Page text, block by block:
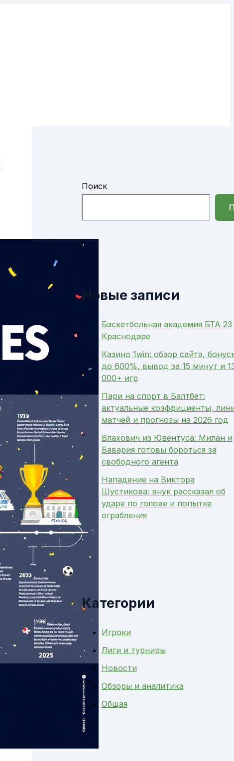
Поиск
Новые записи
Баскетбольная академия БТА 23
Краснодаре
Казино 1win: обзор сайта,
до 600%, вывод за 15 минут и
000+ игр
Пари на спорт в Балтбет:
актуальные коэффициенты,
матчей и прогнозы на 2026 год
Влахович из Ювентуса: Милан и
Бавария готовы бороться за
свободного агента
Нападение на Виктора
Шустикова: внук рассказал об
ударе по голове и попытке
ограбления
Категории
Игроки
Лиги и турниры
Новости
Обзоры и аналитика
Общая